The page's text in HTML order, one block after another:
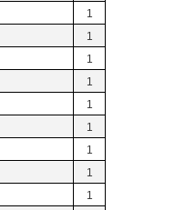
1
1
1
1
1
1
1
1
1